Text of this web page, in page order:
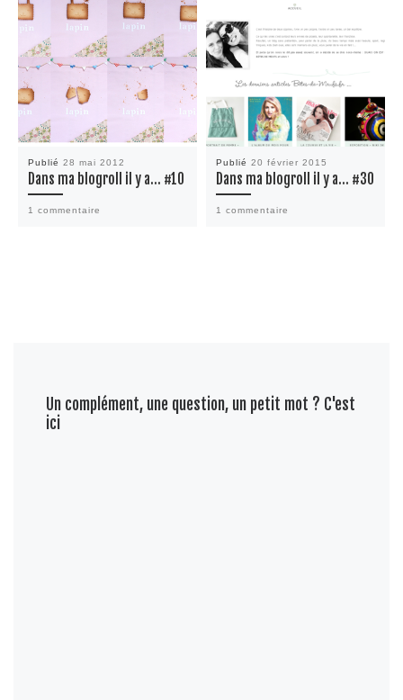
Publié28 mai 2012
Dans ma blogroll il y a… #10
1 commentaire
Publié20 février 2015
Dans ma blogroll il y a… #30
1 commentaire
Un complément, une question, un petit mot ? C'est
ici